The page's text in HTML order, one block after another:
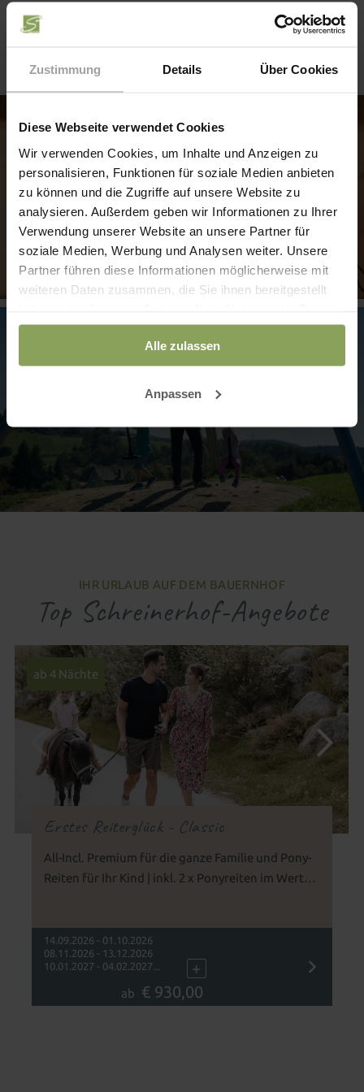
Zustimmung Details Über Cookies
Diese Webseite verwendet Cookies
Wir verwenden Cookies, um Inhalte und Anzeigen zu
personalisieren, Funktionen für soziale Medien anbieten
zu können und die Zugriffe auf unsere Website zu
analysieren. Außerdem geben wir Informationen zu Ihrer
Verwendung unserer Website an unsere Partner für
soziale Medien, Werbung und Analysen weiter. Unsere
Partner führen diese Informationen möglicherweise mit
weiteren Daten zusammen, die Sie ihnen bereitgestellt
gesammelt haben.
Alle zulassen
Anpassen
Reiturlaub & Spielplätze
Rücken der Pferde
GRENZENLOSES SPIELEPARADIES
Spielplätze im Freien
IHR URLAUB AUF DEM BAUERNHOF
Top Schreinerhof-Angebote
ab 4 Nächte
Erstes Reiterglück - Classic
All-Incl. Premium für die ganze Familie und Pony-
Reiten für Ihr Kind | inkl. 2 x Ponyreiten im Wert
14.09.2026 - 01.10.2026
08.11.2026 - 13.12.2026
10.01.2027 - 04.02.2027...
+
ab € 930,00